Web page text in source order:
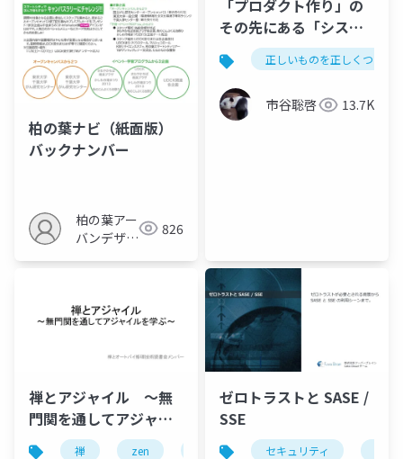
柏の葉ナビ（紙面版）
バックナンバー
柏の葉アー
バンデザイ
826
「プロダクト作り」の
その先にある「システ
ム作り」正しいものを正しくつくる
市谷聡啓 13.7K
禅とアジャイル 〜無
門関を通してアジャイ
ルを学ぶ〜
禅 zen
ゼロトラストと SASE /
SSE
セキュリティ